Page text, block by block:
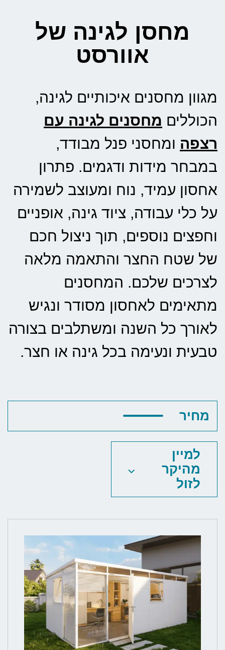
מחסן לגינה של
אוורסט
מגוון מחסנים איכותיים לגינה,
הכוללים מחסנים לגינה עם
רצפה ומחסני פנל מבודד,
במבחר מידות ודגמים. פתרון
אחסון עמיד, נוח ומעוצב לשמירה
על כלי עבודה, ציוד גינה, אופניים
וחפצים נוספים, תוך ניצול חכם
של שטח החצר והתאמה מלאה
לצרכים שלכם. המחסנים
מתאימים לאחסון מסודר ונגיש
לאורך כל השנה ומשתלבים בצורה
טבעית ונעימה בכל גינה או חצר.
מחיר
למיין
מהיקר
לזול